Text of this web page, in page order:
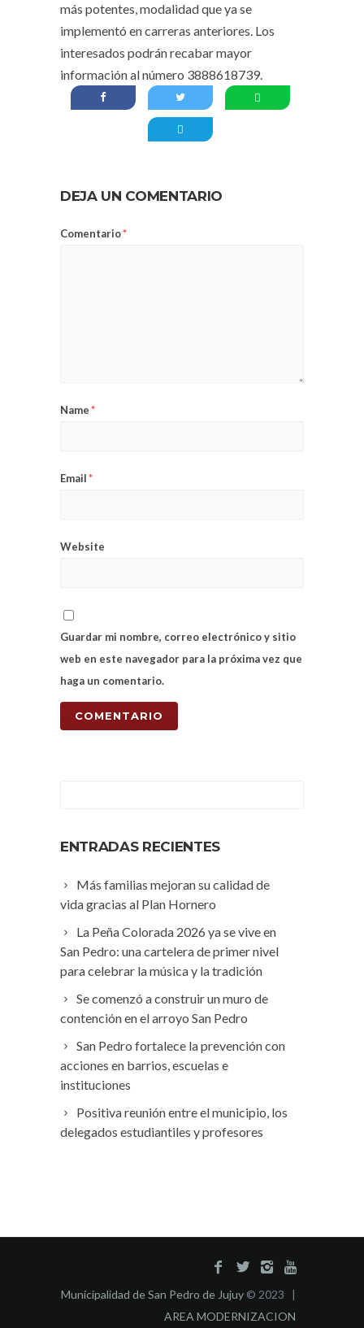
más potentes, modalidad que ya se
implementó en carreras anteriores. Los
interesados podrán recabar mayor
información al número 3888618739.
DEJA UN COMENTARIO
Comentario*
Name*
Email*
Website
Guardar mi nombre, correo electrónico y sitio
web en este navegador para la próxima vez que
haga un comentario.
ENTRADAS RECIENTES
Más familias mejoran su calidad de
vida gracias al Plan Hornero
La Peña Colorada 2026 ya se vive en
San Pedro: una cartelera de primer nivel
para celebrar la música y la tradición
Se comenzó a construir un muro de
contención en el arroyo San Pedro
San Pedro fortalece la prevención con
acciones en barrios, escuelas e
instituciones
Positiva reunión entre el municipio, los
delegados estudiantiles y profesores
Municipalidad de San Pedro de Jujuy © 2023 |
AREA MODERNIZACION